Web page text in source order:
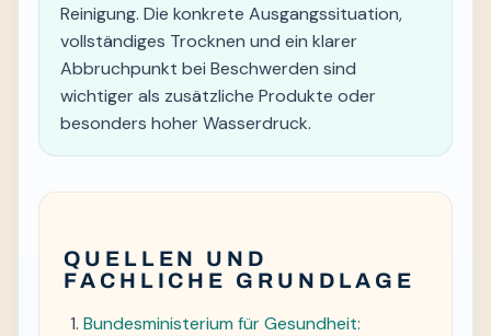
Reinigung. Die konkrete Ausgangssituation,
vollständiges Trocknen und ein klarer
Abbruchpunkt bei Beschwerden sind
wichtiger als zusätzliche Produkte oder
besonders hoher Wasserdruck.
QUELLEN UND
FACHLICHE GRUNDLAGE
Bundesministerium für Gesundheit: